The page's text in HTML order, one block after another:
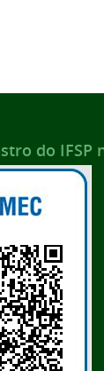
do IFSP